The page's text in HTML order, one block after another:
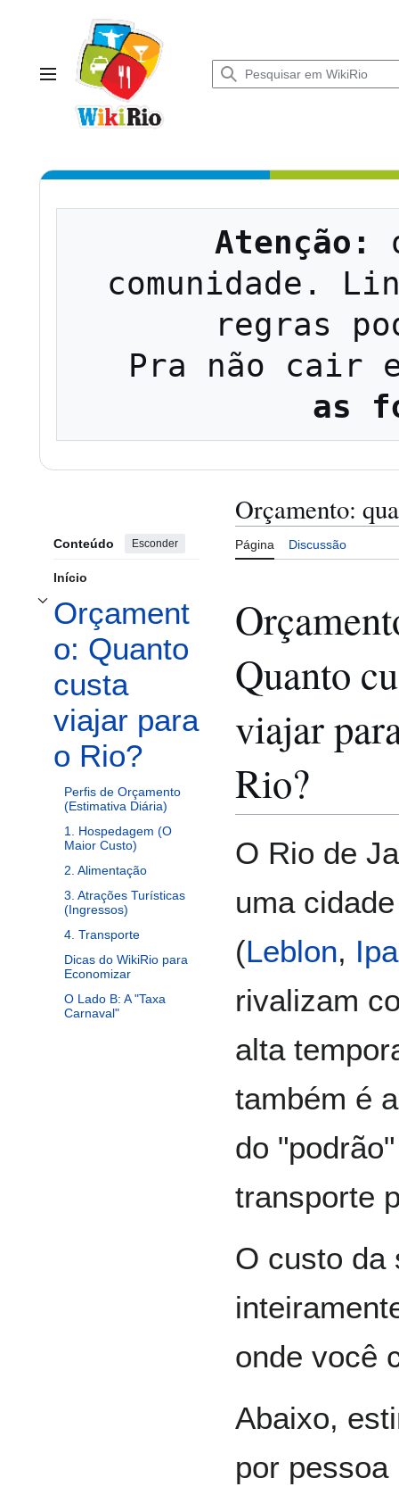
Menu principal
Atenção:
comunidade.
regras
Pra não
as
Conteúdo Esconder
Início
Orçament
o: Quanto
custa
viajar para
o Rio?
Alternar subseção Orçamento: Quanto custa viajar para o Rio?
Perfis de Orçamento
(Estimativa Diária)
1. Hospedagem (O
Maior Custo)
2. Alimentação
3. Atrações Turísticas
(Ingressos)
4. Transporte
Dicas do WikiRio para
Economizar
O Lado B: A "Taxa
Carnaval"
Orçamento:
Página Discussão
Quanto
viajar
Rio?
O Rio de
uma
(Leblon,
rivalizam
alta
também é
do
transporte
O custo da
onde você
Abaixo,
por pessoa